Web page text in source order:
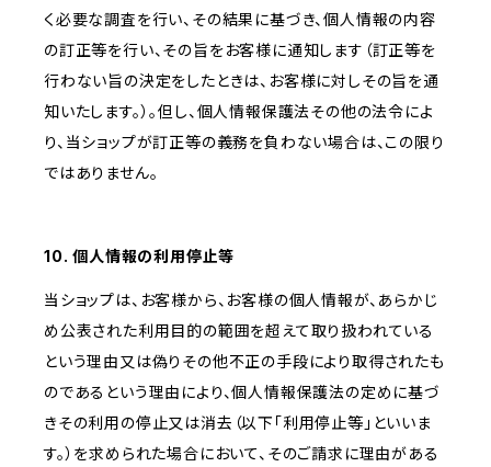
く必要な調査を行い、その結果に基づき、個人情報の内容
の訂正等を行い、その旨をお客様に通知します（訂正等を
行わない旨の決定をしたときは、お客様に対しその旨を通
知いたします。）。但し、個人情報保護法その他の法令によ
り、当ショップが訂正等の義務を負わない場合は、この限り
ではありません。
10. 個人情報の利用停止等
当ショップは、お客様から、お客様の個人情報が、あらかじ
め公表された利用目的の範囲を超えて取り扱われている
という理由又は偽りその他不正の手段により取得されたも
のであるという理由により、個人情報保護法の定めに基づ
きその利用の停止又は消去（以下「利用停止等」といいま
す。）を求められた場合において、そのご請求に理由がある